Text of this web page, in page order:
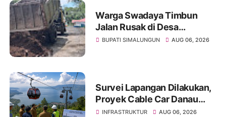
Warga Swadaya Timbun
Jalan Rusak di Desa
Sibangun Mariah, Harapkan
BUPATI SIMALUNGUN AUG 06, 2026
Survei Lapangan Dilakukan,
Proyek Cable Car Danau
Toba Masih Terkendala
INFRASTRUKTUR AUG 06, 2026